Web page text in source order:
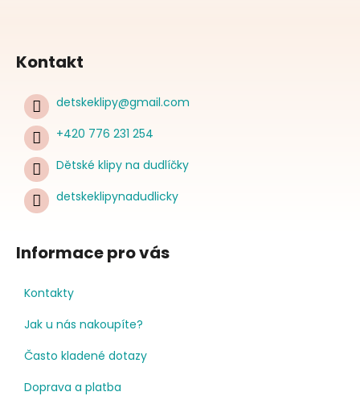
Kontakt
detskeklipy@gmail.com
+420 776 231 254
Dětské klipy na dudlíčky
detskeklipynadudlicky
Informace pro vás
Kontakty
Jak u nás nakoupíte?
Často kladené dotazy
Doprava a platba